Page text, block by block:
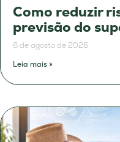
Como reduzir
previsão do
6 de agosto de 2026
Leia mais »